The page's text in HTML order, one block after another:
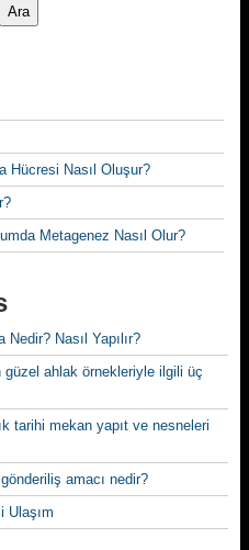
Ara
Hücresi Nasıl Oluşur?
Metagenez Nasıl Olur?
Nasıl Yapılır?
güzel ahlak örnekleriyle ilgili üç
tarihi mekan yapıt ve nesneleri
amacı nedir?
Ulaşım